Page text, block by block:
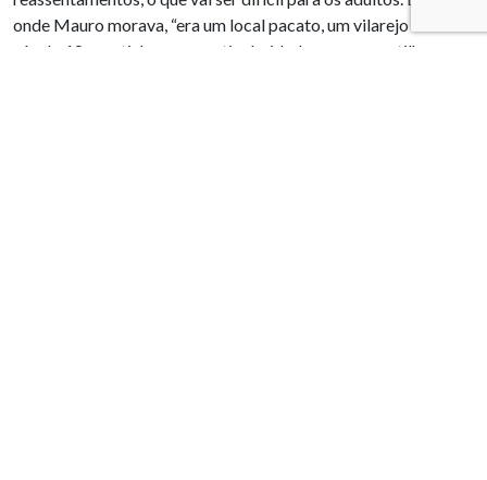
onde Mauro morava, “era um local pacato, um vilarejo do
século 18, que tinha suas particularidades: o compartilhar, a